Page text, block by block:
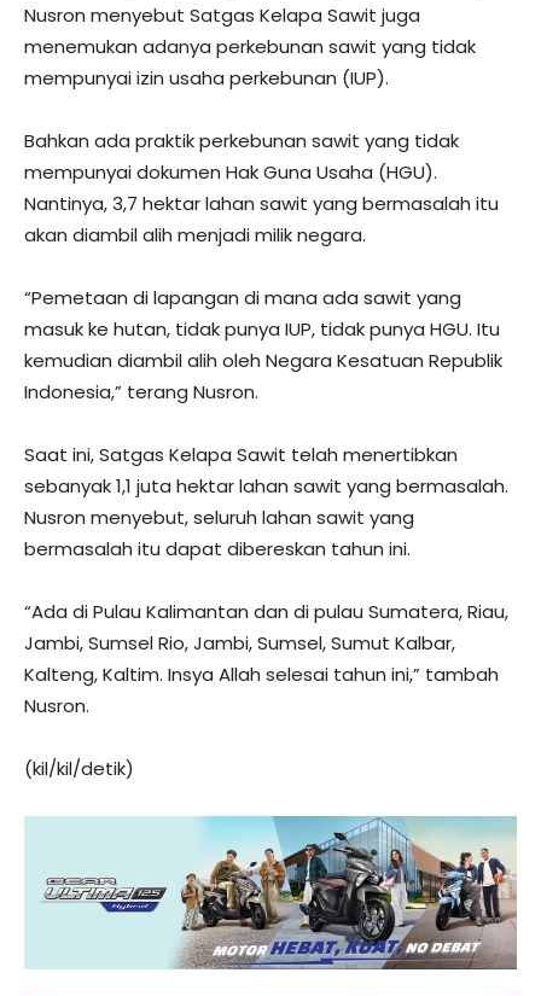
Nusron menyebut Satgas Kelapa Sawit juga
menemukan adanya perkebunan sawit yang tidak
mempunyai izin usaha perkebunan (IUP).
Bahkan ada praktik perkebunan sawit yang tidak
mempunyai dokumen Hak Guna Usaha (HGU).
Nantinya, 3,7 hektar lahan sawit yang bermasalah itu
akan diambil alih menjadi milik negara.
“Pemetaan di lapangan di mana ada sawit yang
masuk ke hutan, tidak punya IUP, tidak punya HGU. Itu
kemudian diambil alih oleh Negara Kesatuan Republik
Indonesia,” terang Nusron.
Saat ini, Satgas Kelapa Sawit telah menertibkan
sebanyak 1,1 juta hektar lahan sawit yang bermasalah.
Nusron menyebut, seluruh lahan sawit yang
bermasalah itu dapat dibereskan tahun ini.
“Ada di Pulau Kalimantan dan di pulau Sumatera, Riau,
Jambi, Sumsel Rio, Jambi, Sumsel, Sumut Kalbar,
Kalteng, Kaltim. Insya Allah selesai tahun ini,” tambah
Nusron.
(kil/kil/detik)